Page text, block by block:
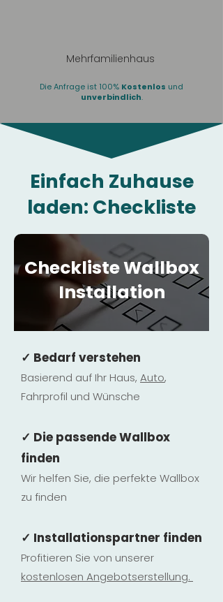
Mehrfamilienhaus
Die Anfrage ist 100% Kostenlos und
unverbindlich.
Einfach Zuhause
laden: Checkliste
Checkliste Wallbox
Installation
✓ Bedarf verstehen
Basierend auf Ihr Haus, Auto,
Fahrprofil und Wünsche
✓ Die passende Wallbox
finden
Wir helfen Sie, die perfekte Wallbox
zu finden
✓ Installationspartner finden
Profitieren Sie von unserer
kostenlosen Angebotserstellung.